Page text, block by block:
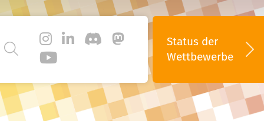
Status der
Wettbewerbe